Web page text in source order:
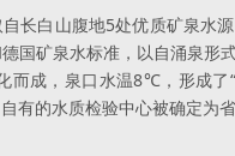
长白山腹地5处优质矿泉水
国矿泉水标准，以自涌泉
而成，泉口水温8℃，形成
有的水质检验中心被确定